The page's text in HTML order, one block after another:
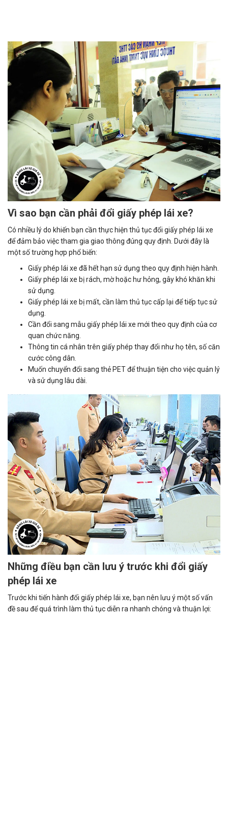
Vì sao bạn cần phải đổi giấy phép lái xe?
Có nhiều lý do khiến bạn cần thực hiện thủ tục đổi giấy phép lái xe
để đảm bảo việc tham gia giao thông đúng quy định. Dưới đây là
một số trường hợp phổ biến:
Giấy phép lái xe đã hết hạn sử dụng theo quy định hiện hành.
Giấy phép lái xe bị rách, mờ hoặc hư hỏng, gây khó khăn khi
sử dụng.
Giấy phép lái xe bị mất, cần làm thủ tục cấp lại để tiếp tục sử
dụng.
Cần đổi sang mẫu giấy phép lái xe mới theo quy định của cơ
quan chức năng.
Thông tin cá nhân trên giấy phép thay đổi như họ tên, số căn
cước công dân.
Muốn chuyển đổi sang thẻ PET để thuận tiện cho việc quản lý
và sử dụng lâu dài.
Những điều bạn cần lưu ý trước khi đổi giấy
phép lái xe
Trước khi tiến hành đổi giấy phép lái xe, bạn nên lưu ý một số vấn
đề sau để quá trình làm thủ tục diễn ra nhanh chóng và thuận lợi: